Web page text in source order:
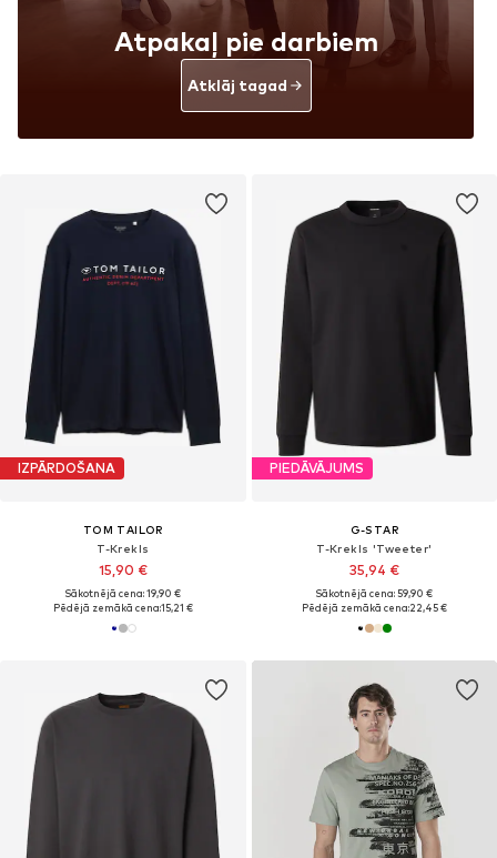
IZPĀRDOŠANA
TOM TAILOR
T-Krekls
15,90 €
Sākotnējā cena: 19,90 €
Pēdējā zemākā cena:15,21 €
PIEDĀVĀJUMS
G-STAR
T-Krekls 'Tweeter'
35,94 €
Sākotnējā cena: 59,90 €
Pēdējā zemākā cena:22,45 €
Atpakaļ pie darbiem
Atklāj tagad